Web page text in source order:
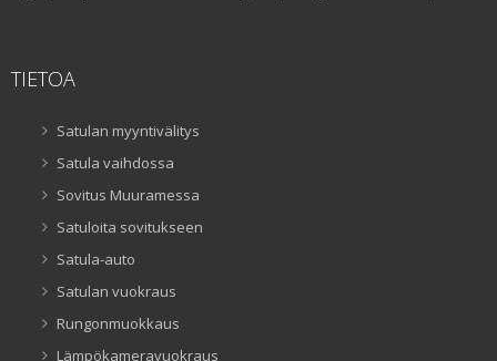
TIETOA
Satulan myyntivälitys
Satula vaihdossa
Sovitus Muuramessa
Satuloita sovitukseen
Satula-auto
Satulan vuokraus
Rungonmuokkaus
Lämpökameravuokraus